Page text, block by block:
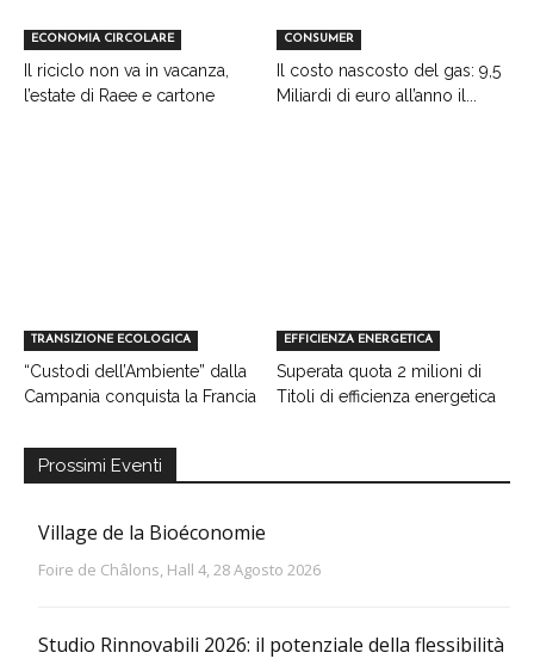
ECONOMIA CIRCOLARE
Il riciclo non va in vacanza,
l’estate di Raee e cartone
CONSUMER
Il costo nascosto del gas: 9,5
Miliardi di euro all’anno il...
TRANSIZIONE ECOLOGICA
“Custodi dell’Ambiente” dalla
Campania conquista la Francia
EFFICIENZA ENERGETICA
Superata quota 2 milioni di
Titoli di efficienza energetica
Prossimi Eventi
Village de la Bioéconomie
Foire de Châlons, Hall 4, 28 Agosto 2026
Studio Rinnovabili 2026: il potenziale della flessibilità